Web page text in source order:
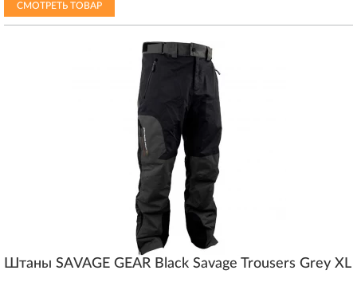
СМОТРЕТЬ ТОВАР
Штаны SAVAGE GEAR Black Savage Trousers Grey XL